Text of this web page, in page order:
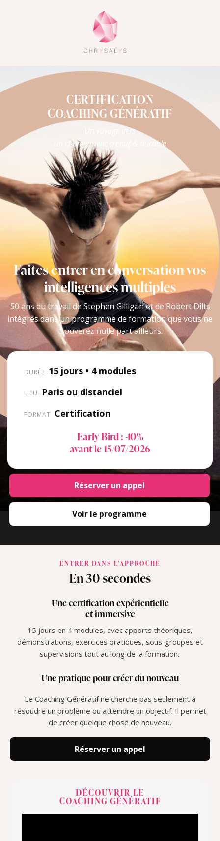
CERTIFICATION
COACHING GÉNÉRATIF
Un voyage vers
un changement créatif & durable
Faites entrer en conversation vos
intelligences multiples
50 ans du travail de Stephen Gilligan et de Robert Dilts
intégrés dans un programme de formation que vous ne
trouverez nulle part ailleurs.
DURÉE 15 jours • 4 modules
LIEU Paris ou distanciel
FORMAT Certification
Early Bird : -10%
avant le 15/07/2026
Réserver un appel
Voir le programme
ENTRER DANS L’APPROCHE
En 30 secondes
Une certification expérientielle
et immersive
15 jours en 4 modules, avec apports théoriques,
démonstrations, exercices pratiques, sous-groupes et
supervisions tout au long de la formation..
Une pratique pour créer du nouveau
Le Coaching Génératif ne cherche pas seulement à
résoudre un problème ou atteindre un objectif. Il permet
de créer quelque chose de nouveau.
Réserver un appel
DÉCOUVRIR LE
COACHING GÉNÉRATIF